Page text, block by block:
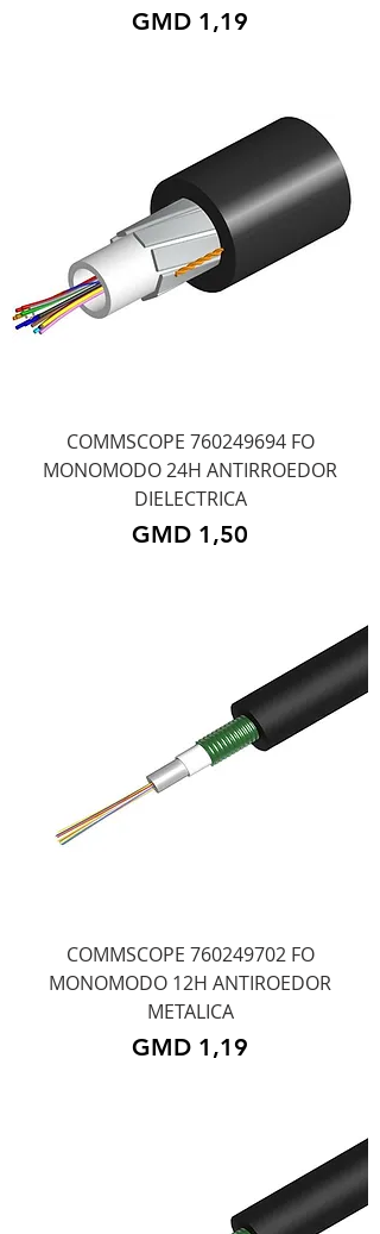
Precio
GMD 1,19
COMMSCOPE 760249694 FO
MONOMODO 24H ANTIRROEDOR
DIELECTRICA
Precio
GMD 1,50
COMMSCOPE 760249702 FO
MONOMODO 12H ANTIROEDOR
METALICA
Precio
GMD 1,19